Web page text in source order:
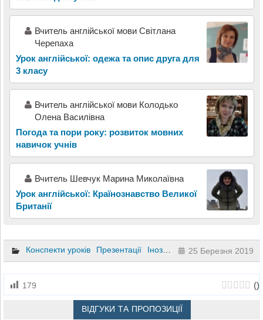
Вчитель англійської мови Світлана
Черепаха
Урок англійської: одежа та опис друга для
3 класу
Вчитель англійської мови Колодько
Олена Василівна
Погода та пори року: розвиток мовних
навичок учнів
Вчитель Шевчук Марина Миколаївна
Урок англійської: Країнознавство Великої
Британії
Конспекти уроків Презентації Іноземна мова 4 клас 5
25 Березня 2019
179 ()
ВІДГУКИ ТА ПРОПОЗИЦІЇ